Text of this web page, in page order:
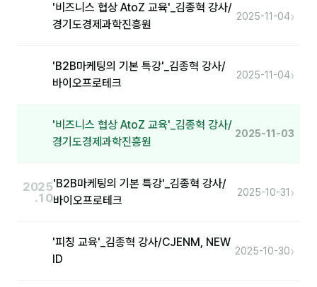
'비즈니스 협상 AtoZ 교육'_김종혁 강사/
경기도경제과학진흥원
2025-11-04›
'B2B마케팅의 기본 특강'_김종혁 강사/
바이오프로테크
2025-11-04›
'비즈니스 협상 AtoZ 교육'_김종혁 강사/
경기도경제과학진흥원
2025-11-03
2025
.10
'B2B마케팅의 기본 특강'_김종혁 강사/
바이오프로테크
2025-10-31 ›
'피칭 교육'_김종혁 강사/CJENM, NEW
ID
2025-10-30›